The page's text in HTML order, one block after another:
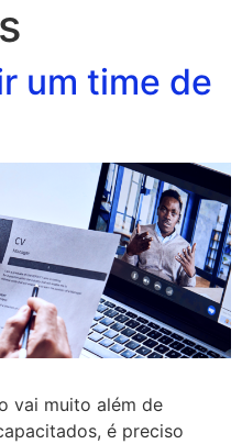
um time de
vai muito além de
é preciso